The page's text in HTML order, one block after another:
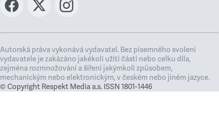
Autorská práva vykonává vydavatel. Bez písemného svolení
vydavatele je zakázáno jakékoli užití částí nebo celku díla,
zejména rozmnožování a šíření jakýmkoli způsobem,
mechanickým nebo elektronickým, v českém nebo jiném jazyce.
© Copyright Respekt Media a.s. ISSN 1801-1446